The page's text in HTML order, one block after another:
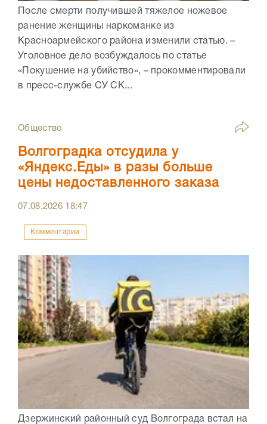
После смерти получившей тяжелое ножевое
ранение женщины наркоманке из
Красноармейского района изменили статью. –
Уголовное дело возбуждалось по статье
«Покушение на убийство», – прокомментировали
в пресс-службе СУ СК...
Общество
Волгоградка отсудила у
«Яндекс.Еды» в разы больше
цены недоставленного заказа
07.08.2026 18:47
Комментарии
Дзержинский районный суд Волгограда встал на